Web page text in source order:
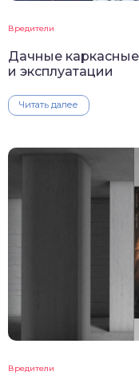
Вредители
Дачные каркасные
и эксплуатации
Читать далее
Вредители